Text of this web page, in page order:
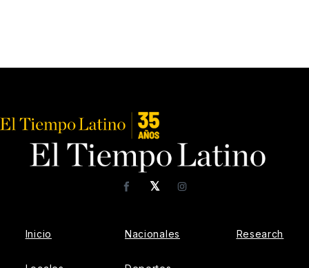
𝕏
FacebookInstagram
Inicio Nacionales Research